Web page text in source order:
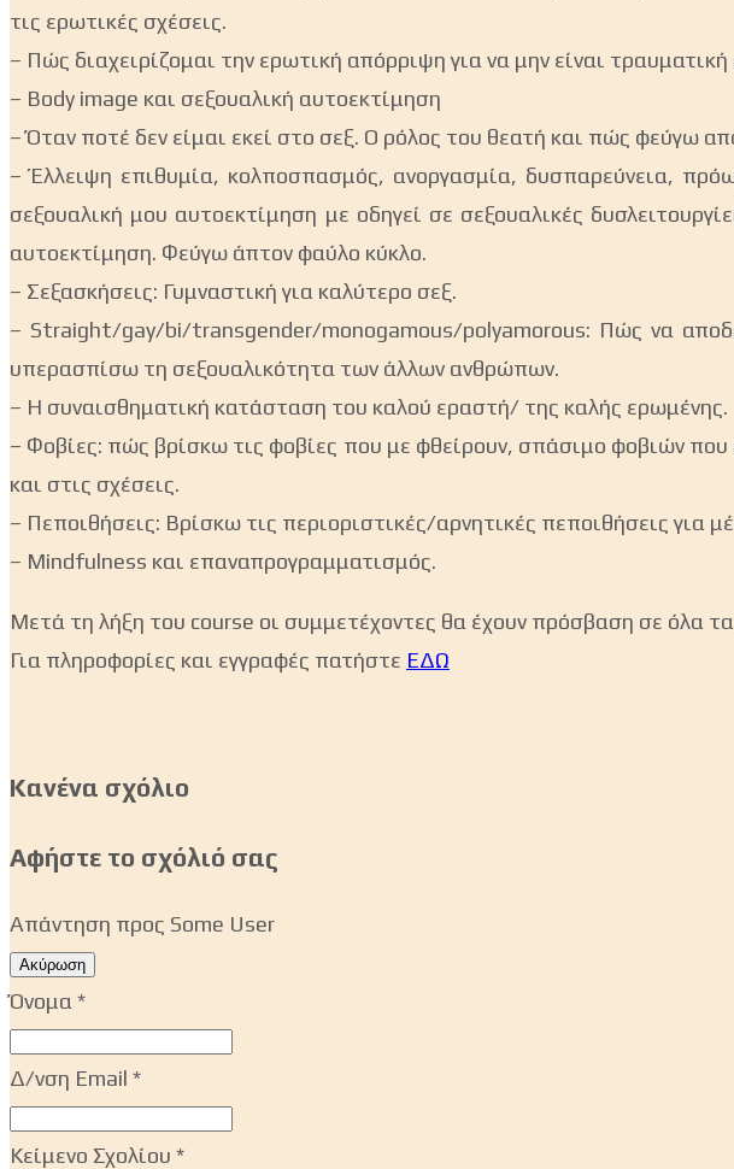
τις ερωτικές σχέσεις.
– Πώς διαχειρίζομαι την ερωτική απόρριψη για να μην είναι τραυματική
– Body image και σεξουαλική αυτοεκτίμηση
– Όταν ποτέ δεν είμαι εκεί στο σεξ. Ο ρόλος του θεατή και πώς φεύγω
– Έλλειψη επιθυμία, κολποσπασμός, ανοργασμία, δυσπαρεύνεια,
σεξουαλική μου αυτοεκτίμηση με οδηγεί σε σεξουαλικές
αυτοεκτίμηση. Φεύγω άπτον φαύλο κύκλο.
– Σεξασκήσεις: Γυμναστική για καλύτερο σεξ.
– Straight/gay/bi/transgender/monogamous/polyamorous: Πώς να
υπερασπίσω τη σεξουαλικότητα των άλλων ανθρώπων.
– Η συναισθηματική κατάσταση του καλού εραστή/ της καλής ερωμένης.
– Φοβίες: πώς βρίσκω τις φοβίες που με φθείρουν, σπάσιμο
και στις σχέσεις.
– Πεποιθήσεις: Βρίσκω τις περιοριστικές/αρνητικές
– Mindfulness και επαναπρογραμματισμός.
Μετά τη λήξη του course οι συμμετέχοντες θα έχουν πρόσβαση σε όλα
Για πληροφορίες και εγγραφές πατήστε ΕΔΩ
Κανένα σχόλιο
Αφήστε το σχόλιό σας
Απάντηση προς Some User
Ακύρωση
Όνομα *
Δ/νση Email *
Κείμενο Σχολίου *